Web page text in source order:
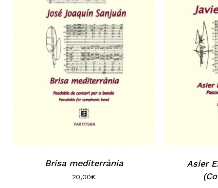
Brisa mediterrània
20,00€
Asier